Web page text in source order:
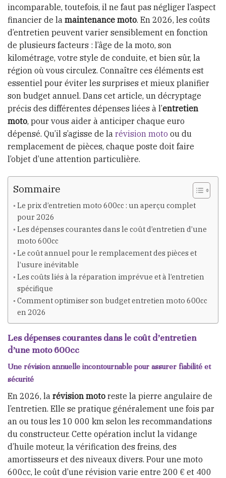
incomparable, toutefois, il ne faut pas négliger l’aspect
financier de la maintenance moto. En 2026, les coûts
d’entretien peuvent varier sensiblement en fonction
de plusieurs facteurs : l’âge de la moto, son
kilométrage, votre style de conduite, et bien sûr, la
région où vous circulez. Connaître ces éléments est
essentiel pour éviter les surprises et mieux planifier
son budget annuel. Dans cet article, un décryptage
précis des différentes dépenses liées à l’entretien
moto, pour vous aider à anticiper chaque euro
dépensé. Qu’il s’agisse de la révision moto ou du
remplacement de pièces, chaque poste doit faire
l’objet d’une attention particulière.
Sommaire
Le prix d’entretien moto 600cc : un aperçu complet
pour 2026
Les dépenses courantes dans le coût d’entretien d’une
moto 600cc
Le coût annuel pour le remplacement des pièces et
l’usure inévitable
Les coûts liés à la réparation imprévue et à l’entretien
spécifique
Comment optimiser son budget entretien moto 600cc
en 2026
Les dépenses courantes dans le coût d’entretien
d’une moto 600cc
Une révision annuelle incontournable pour assurer fiabilité et
sécurité
En 2026, la révision moto reste la pierre angulaire de
l’entretien. Elle se pratique généralement une fois par
an ou tous les 10 000 km selon les recommandations
du constructeur. Cette opération inclut la vidange
d’huile moteur, la vérification des freins, des
amortisseurs et des niveaux divers. Pour une moto
600cc, le coût d’une révision varie entre 200 € et 400